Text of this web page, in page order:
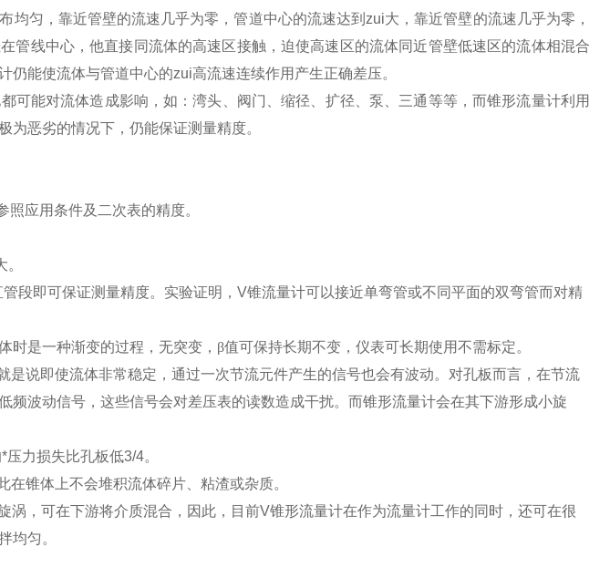
均匀，靠近管壁的流速几乎为零，管道中心的流速达到zui大，靠近管壁的流速几乎为零，
管线中心，他直接同流体的高速区接触，迫使高速区的流体同近管壁低速区的流体相混合
能使流体与管道中心的zui高流速连续作用产生正确差压。
可能对流体造成影响，如：湾头、阀门、缩径、扩径、泵、三通等等，而锥形流量计利用
为恶劣的情况下，仍能保证测量精度。
照应用条件及二次表的精度。
管段即可保证测量精度。实验证明， V锥流量计可以接近单弯管或不同平面的双弯管而对精
时是一种渐变的过程，无突变， β值可保持长期不变，仪表可长期使用不需标定。
是说即使流体非常稳定，通过一次节流元件产生的信号也会有波动。对孔板而言，在节流
频波动信号，这些信号会对差压表的读数造成干扰。而锥形流量计会在其下游形成小旋
压力损失比孔板低3/4。
在锥体上不会堆积流体碎片、粘渣或杂质。
涡，可在下游将介质混合，因此，目前V锥形流量计在作为流量计工作的同时，还可在很
均匀。